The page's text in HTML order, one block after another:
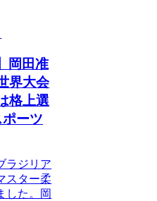
岡田准
界大会
格上選
ーツ
ラジリア
スター柔
した。岡